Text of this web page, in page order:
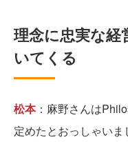
理念に忠実な経
いてくる
松本：麻野さんは
定めたとおっしゃい